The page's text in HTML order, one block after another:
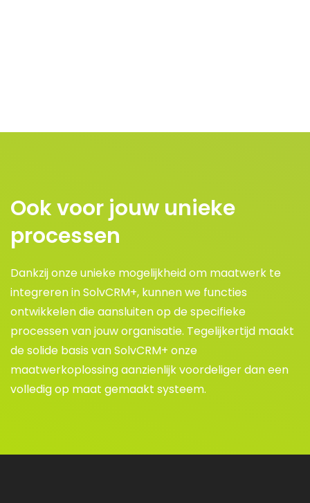
Ook voor jouw unieke
processen
Dankzij onze unieke mogelijkheid om maatwerk te
integreren in SolvCRM+, kunnen we functies
ontwikkelen die aansluiten op de specifieke
processen van jouw organisatie. Tegelijkertijd maakt
de solide basis van SolvCRM+ onze
maatwerkoplossing aanzienlijk voordeliger dan een
volledig op maat gemaakt systeem.